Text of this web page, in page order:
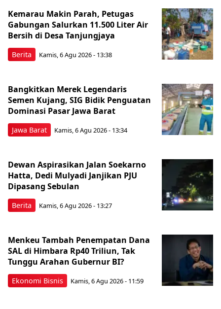
Berita
Kemarau Makin Parah, Petugas
Gabungan Salurkan 11.500 Liter Air
Bersih di Desa Tanjungjaya
Kamis, 6 Agu 2026 - 13:38
Jawa Barat
Bangkitkan Merek Legendaris
Semen Kujang, SIG Bidik Penguatan
Dominasi Pasar Jawa Barat
Kamis, 6 Agu 2026 - 13:34
Berita
Dewan Aspirasikan Jalan Soekarno
Hatta, Dedi Mulyadi Janjikan PJU
Dipasang Sebulan
Kamis, 6 Agu 2026 - 13:27
Ekonomi Bisnis
Menkeu Tambah Penempatan Dana
SAL di Himbara Rp40 Triliun, Tak
Tunggu Arahan Gubernur BI?
Kamis, 6 Agu 2026 - 11:59